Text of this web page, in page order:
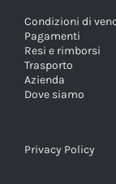
Condizioni di
Pagamenti
Resi e rimborsi
Trasporto
Azienda
Dove siamo
Privacy Policy